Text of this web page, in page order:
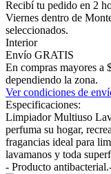
Recibí tu pedido en 2
Viernes dentro de
seleccionados.
Interior
Envío GRATIS
En compras mayores a
dependiendo la zona.
Ver condiciones de
Especificaciones:
Limpiador Multiuso
perfuma su hogar,
fragancias ideal para
lavamanos y toda
- Producto